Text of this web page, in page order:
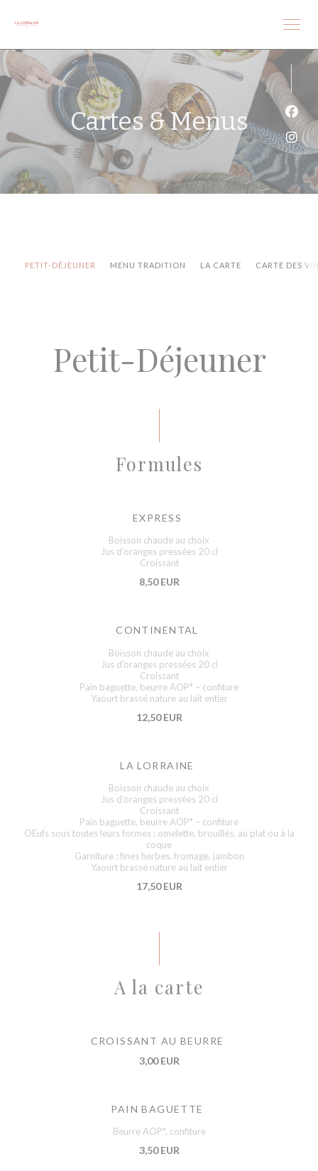
Cartes & Menus
PETIT-DÉJEUNER MENU TRADITION LA CARTE CARTE DES
Petit-Déjeuner
Formules
EXPRESS
Boisson chaude au choix
Jus d’oranges pressées 20 cl
Croissant
8,50 EUR
CONTINENTAL
Boisson chaude au choix
Jus d’oranges pressées 20 cl
Croissant
Pain baguette, beurre AOP* – confiture
Yaourt brassé nature au lait entier
12,50 EUR
LA LORRAINE
Boisson chaude au choix
Jus d’oranges pressées 20 cl
Croissant
Pain baguette, beurre AOP* – confiture
OEufs sous toutes leurs formes : omelette, brouillés, au plat ou à la
coque
Garniture : fines herbes, fromage, jambon
Yaourt brassé nature au lait entier
17,50 EUR
A la carte
CROISSANT AU BEURRE
3,00 EUR
PAIN BAGUETTE
Beurre AOP*, confiture
3,50 EUR